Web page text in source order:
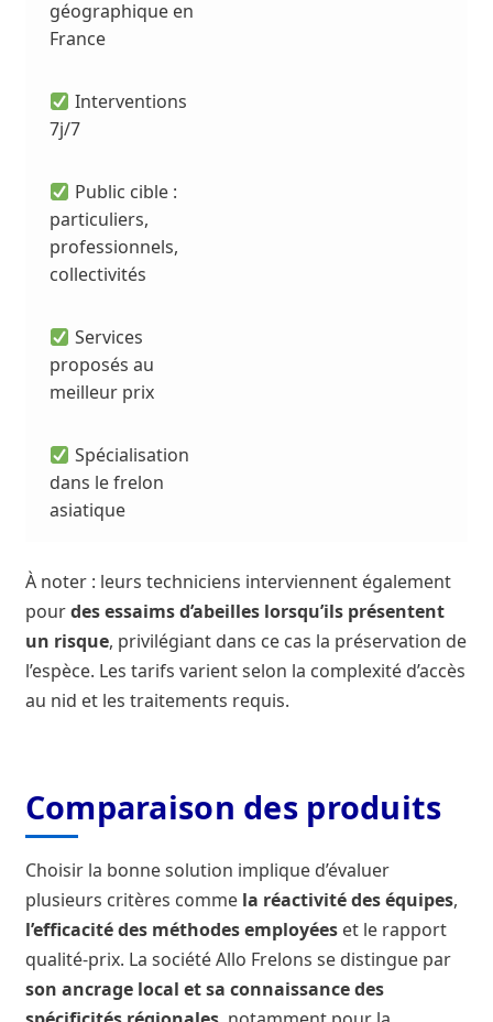
géographique en
France
Interventions
7j/7
Public cible :
particuliers,
professionnels,
collectivités
Services
proposés au
meilleur prix
Spécialisation
dans le frelon
asiatique
À noter : leurs techniciens interviennent également
pourdes essaims d’abeilles lorsqu’ils présentent
un risque, privilégiant dans ce cas la préservation de
l’espèce. Les tarifs varient selon la complexité d’accès
au nid et les traitements requis.
Comparaison des produits
Choisir la bonne solution implique d’évaluer
plusieurs critères comme la réactivité des équipes,
l’efficacité des méthodes employéeset le rapport
qualité-prix. La société Allo Frelons se distingue par
son ancrage local et sa connaissance des